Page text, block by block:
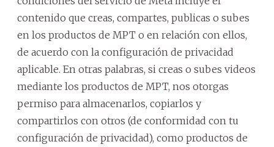
contenido que creas, compartes, publicas o subes
en los productos de MPT o en relación con ellos,
de acuerdo con la configuración de privacidad
aplicable. En otras palabras, si creas o subes videos
mediante los productos de MPT, nos otorgas
permiso para almacenarlos, copiarlos y
compartirlos con otros (de conformidad con tu
configuración de privacidad), como productos de